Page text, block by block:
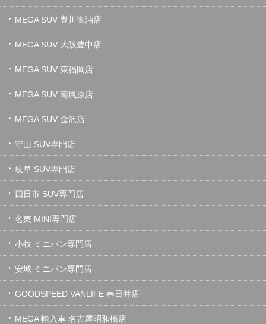
MEGA SUV 豊川御油店
MEGA SUV 大阪豊中店
MEGA SUV 東福岡店
MEGA SUV 南風原店
MEGA SUV 金沢店
守山 SUV専門店
岐阜 SUV専門店
四日市 SUV専門店
名東 MINI専門店
小牧 ミニバン専門店
安城 ミニバン専門店
GOODSPEED VANLIFE 春日井店
MEGA 輸入車 名古屋昭和橋店